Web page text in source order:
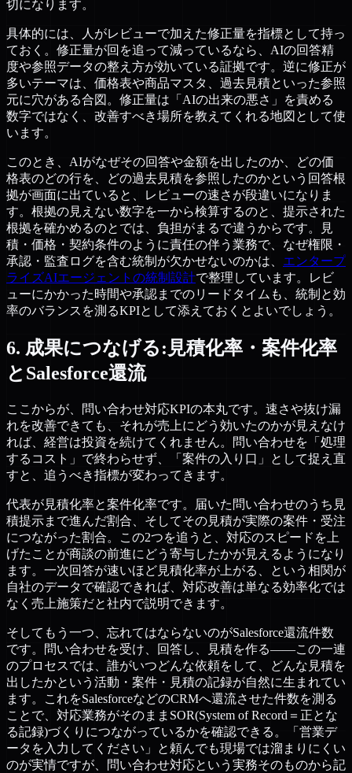
切になります。
具体的には、人がレビューで加えた修正量を指標として持っ
ておく。修正量が回を追って減っているなら、AIの回答精
度や参照データの整え方が効いている証拠です。逆に修正が
多いテーマは、価格表や商品マスタ、過去見積といった参照
元に穴がある合図。修正量は「AIの出来の悪さ」を責める
数字ではなく、改善すべき場所を教えてくれる地図として使
います。
このとき、AIがなぜその回答や金額を出したのか、どの価
格表のどの行を、どの過去見積を参照したのかという回答根
拠が画面に出ていると、レビューの速さが段違いになりま
す。根拠の見えない数字を一から検算するのと、提示された
根拠を確かめるのとでは、負担がまるで違うからです。見
積・価格・契約条件のように責任の伴う業務で、なぜ権限・
承認・監査ログを含む統制が欠かせないのかは、 エンタープ
ライズAIエージェントの統制設計で整理しています。レビ
ューにかかった時間や承認までのリードタイムも、統制と効
率のバランスを測るKPIとして添えておくとよいでしょう。
6. 成果につなげる:見積化率・案件化率
とSalesforce還流
ここからが、問い合わせ対応KPIの本丸です。速さや抜け漏
れを改善できても、それが売上にどう効いたのかが見えなけ
れば、経営は投資を続けてくれません。問い合わせを「処理
するコスト」で終わらせず、「案件の入り口」として捉え直
すと、追うべき指標が変わってきます。
代表が見積化率と案件化率です。届いた問い合わせのうち見
積提示まで進んだ割合、そしてその見積が実際の案件・受注
につながった割合。この2つを追うと、対応のスピードを上
げたことが商談の前進にどう寄与したかが見えるようになり
ます。一次回答が速いほど見積化率が上がる、という相関が
自社のデータで確認できれば、対応改善は単なる効率化では
なく売上施策だと社内で説明できます。
そしてもう一つ、忘れてはならないのがSalesforce還流件数
です。問い合わせを受け、回答し、見積を作る——この一連
のプロセスでは、誰がいつどんな依頼をして、どんな見積を
出したかという活動・案件・見積の記録が自然に生まれてい
ます。これをSalesforceなどのCRMへ還流させた件数を測る
ことで、対応業務がそのままSOR(System of Record＝正とな
る記録)づくりにつながっているかを確認できる。「営業デ
ータを入力してください」と頼んでも現場では溜まりにくい
のが実情ですが、問い合わせ対応という実務そのものから記